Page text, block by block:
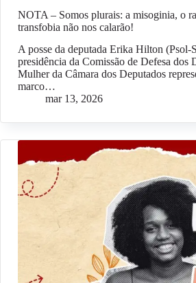
NOTA – Somos plurais: a misoginia, o
transfobia não nos calarão!
A posse da deputada Erika Hilton (Psol-
presidência da Comissão de Defesa dos
Mulher da Câmara dos Deputados
marco…
mar 13, 2026